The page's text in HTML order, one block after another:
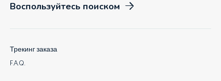
Воспользуйтесь поиском
Трекинг заказа
F.A.Q.